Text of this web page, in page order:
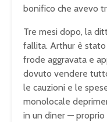
bonifico che avevo
Tre mesi dopo, la
fallita. Arthur è
frode aggravata e
dovuto vendere
le cauzioni e le
monolocale
in un diner —